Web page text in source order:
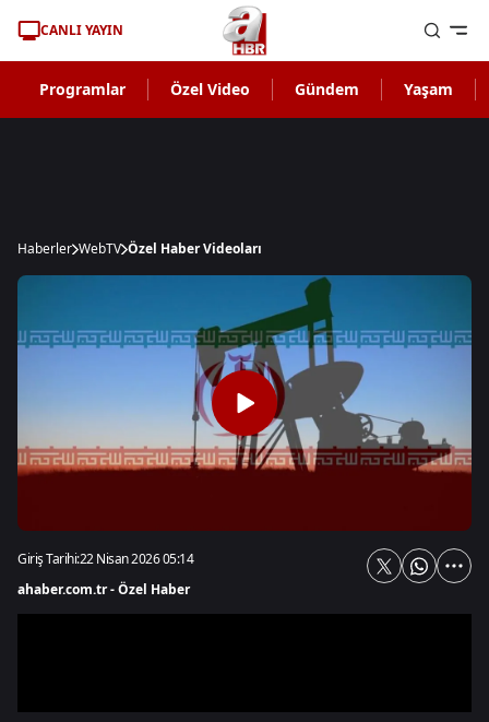
CANLI YAYIN
Programlar Özel Video Gündem Yaşam
Haberler WebTV Özel Haber Videoları
Giriş Tarihi:22 Nisan 2026 05:14
ahaber.com.tr - Özel Haber